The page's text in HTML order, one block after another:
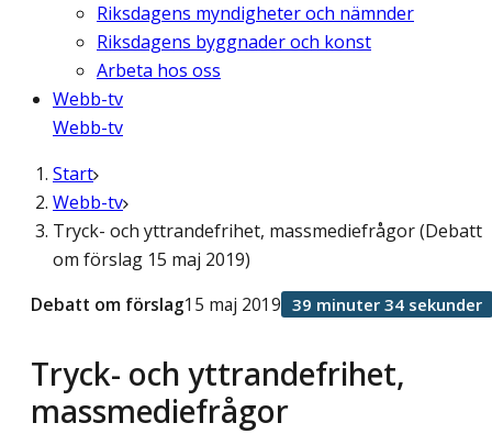
Riksdagens myndigheter och nämnder
Riksdagens byggnader och konst
Arbeta hos oss
Webb-tv
Webb-tv
Start
Webb-tv
Tryck- och yttrandefrihet, massmediefrågor (Debatt
om förslag 15 maj 2019)
Tryck- och yttrandefrihet,
massmediefrågor
Debatt om förslag15 maj 2019 39 minuter 34 sekunder